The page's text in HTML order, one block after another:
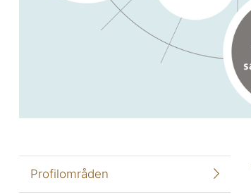
Profilområden